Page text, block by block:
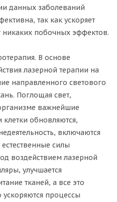
данных заболеваний
так как ускоряет
никаких побочных эффектов.
В основе
лазерной терапии на
направленного светового
Поглощая свет,
важнейшие
обновляются,
включаются
силы
воздействием лазерной
улучшается
тканей, а все это
ускоряются процессы